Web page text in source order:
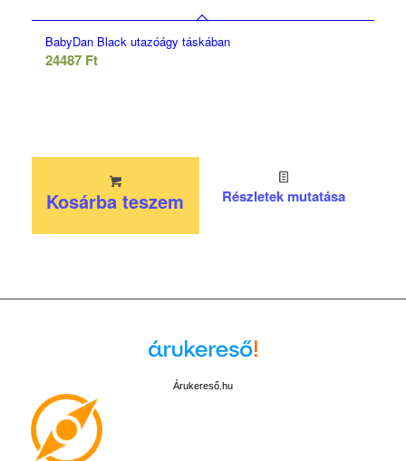
BabyDan Black utazóágy táskában
24487 Ft
Kosárba teszem Részletek mutatása
Árukereső.hu